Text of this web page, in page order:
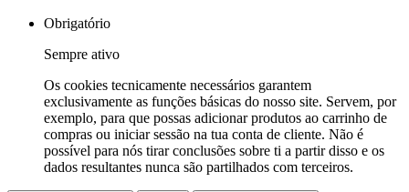
Obrigatório
Sempre ativo
Os cookies tecnicamente necessários garantem
exclusivamente as funções básicas do nosso site. Servem, por
exemplo, para que possas adicionar produtos ao carrinho de
compras ou iniciar sessão na tua conta de cliente. Não é
possível para nós tirar conclusões sobre ti a partir disso e os
dados resultantes nunca são partilhados com terceiros.